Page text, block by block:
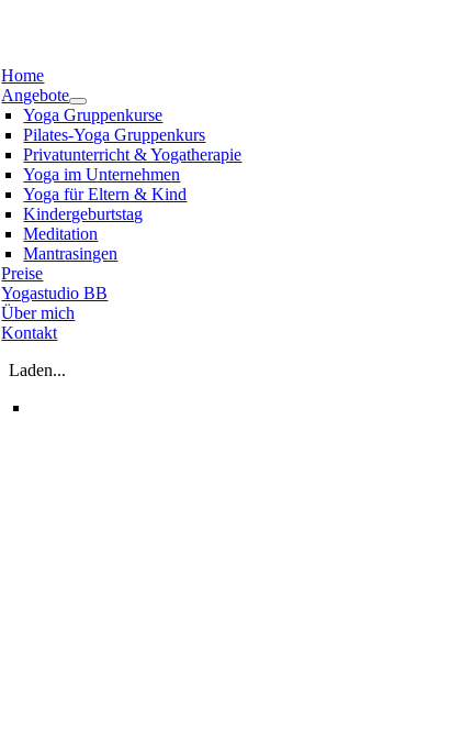
Home
Angebote
Yoga Gruppenkurse
Pilates-Yoga Gruppenkurs
Privatunterricht & Yogatherapie
Yoga im Unternehmen
Yoga für Eltern & Kind
Kindergeburtstag
Meditation
Mantrasingen
Preise
Yogastudio BB
Über mich
Kontakt
Laden...